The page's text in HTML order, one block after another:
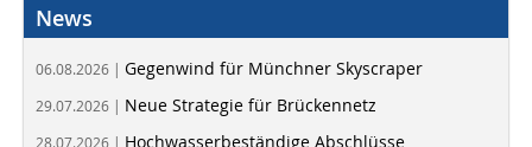
News
06.08.2026 | Gegenwind für Münchner Skyscraper
29.07.2026 | Neue Strategie für Brückennetz
28.07.2026 | Hochwasserbeständige Abschlüsse